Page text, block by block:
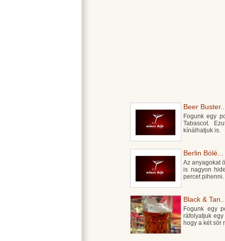
Beer
Fogunk egy
Tabascot.
kínálhatjuk is.
Berlin Bólé...
Az anyagokat
is nagyon
percet
Black &
Fogunk egy
ráfolyatjuk
hogy a két sör